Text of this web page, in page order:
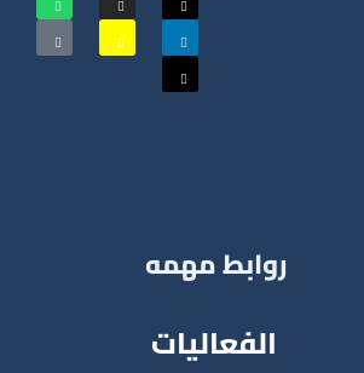
روابط مهمه
الفعاليات